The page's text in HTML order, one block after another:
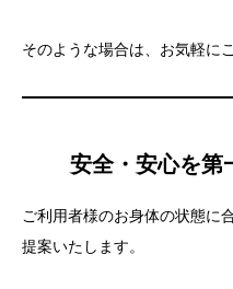
そのような場合は、お気軽に
安全・安心を第
ご利用者様のお身体の状態に
提案いたします。